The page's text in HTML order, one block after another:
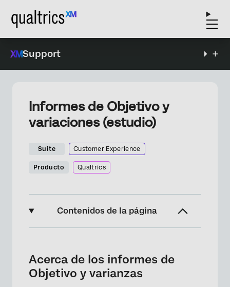
Support
Informes de Objetivo y
variaciones (estudio)
Suite Customer Experience
Producto Qualtrics
Contenidos de la página
Configuración de un Widget de tabla con
cálculos de Objetivo y varianzas
Acerca de los informes de
Objetivo y varianzas